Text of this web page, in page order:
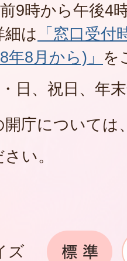
9時から午後4
細は 「窓口受
年8月から)」 を
日、祝日、年
開庁については
い。
ズ